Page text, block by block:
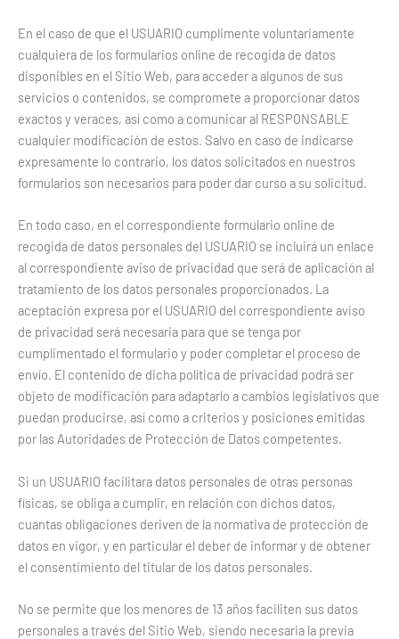
En el caso de que el USUARIO cumplimente voluntariamente
cualquiera de los formularios online de recogida de datos
disponibles en el Sitio Web, para acceder a algunos de sus
servicios o contenidos, se compromete a proporcionar datos
exactos y veraces, así como a comunicar al RESPONSABLE
cualquier modificación de estos. Salvo en caso de indicarse
expresamente lo contrario, los datos solicitados en nuestros
formularios son necesarios para poder dar curso a su solicitud.
En todo caso, en el correspondiente formulario online de
recogida de datos personales del USUARIO se incluirá un enlace
al correspondiente aviso de privacidad que será de aplicación al
tratamiento de los datos personales proporcionados. La
aceptación expresa por el USUARIO del correspondiente aviso
de privacidad será necesaria para que se tenga por
cumplimentado el formulario y poder completar el proceso de
envío. El contenido de dicha política de privacidad podrá ser
objeto de modificación para adaptarlo a cambios legislativos que
puedan producirse, así como a criterios y posiciones emitidas
por las Autoridades de Protección de Datos competentes.
Si un USUARIO facilitara datos personales de otras personas
físicas, se obliga a cumplir, en relación con dichos datos,
cuantas obligaciones deriven de la normativa de protección de
datos en vigor, y en particular el deber de informar y de obtener
el consentimiento del titular de los datos personales.
No se permite que los menores de 13 años faciliten sus datos
personales a través del Sitio Web, siendo necesaria la previa